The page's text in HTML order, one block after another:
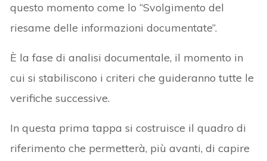
questo momento come lo “Svolgimento del
riesame delle informazioni documentate”.
È la fase di analisi documentale, il momento in
cui si stabiliscono i criteri che guideranno tutte le
verifiche successive.
In questa prima tappa si costruisce il quadro di
riferimento che permetterà, più avanti, di capire